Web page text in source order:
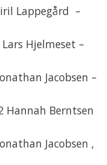
Lappegård –
Hjelmeset –
Jacobsen –
Hannah Berntsen
Jacobsen ,